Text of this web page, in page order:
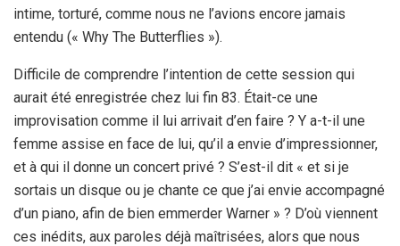
intime, torturé, comme nous ne l’avions encore jamais
entendu (« Why The Butterflies »).
Difficile de comprendre l’intention de cette session qui
aurait été enregistrée chez lui fin 83. Était-ce une
improvisation comme il lui arrivait d’en faire ? Y a-t-il une
femme assise en face de lui, qu’il a envie d’impressionner,
et à qui il donne un concert privé ? S’est-il dit « et si je
sortais un disque ou je chante ce que j’ai envie accompagné
d’un piano, afin de bien emmerder Warner » ? D’où viennent
ces inédits, aux paroles déjà maîtrisées, alors que nous